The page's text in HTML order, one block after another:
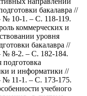
бакалавра //
№ 10-1. – С. 118-119.
коммерческих и
уровня
бакалавра //
№ 8-2. – С. 182-184.
и информатики //
№ 11-1. – С. 173-175.
учебного